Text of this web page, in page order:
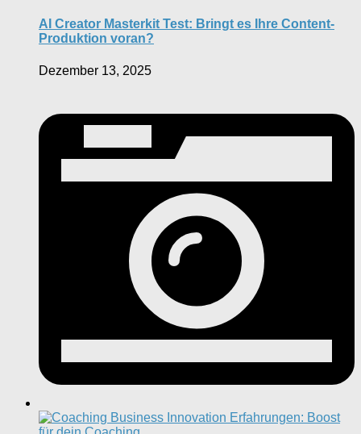
AI Creator Masterkit Test: Bringt es Ihre Content-
Produktion voran?
Dezember 13, 2025